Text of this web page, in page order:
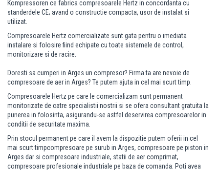
Kompressoren ce fabrica compresoarele Hertz in concordanta cu
standerdele CE; avand o constructie compacta, usor de instalat si
utilizat.
Compresoarele Hertz comercializate sunt gata pentru o imediata
instalare si folosire fiind echipate cu toate sistemele de control,
monitorizare si de racire.
Doresti sa cumperi in Arges un compresor? Firma ta are nevoie de
compresoare de aer in Arges? Te putem ajuta in cel mai scurt timp.
Compresoarele Hertz pe care le comercializam sunt permanent
monitorizate de catre specialistii nostrii si se ofera consultant gratuita la
punerea in folosinta, asigurandu-se astfel deservirea compresoarelor in
conditii de securitate maxima.
Prin stocul permanent pe care il avem la dispozitie putem oferii in cel
mai scurt timpcompresoare pe surub in Arges, compresoare pe piston in
Arges dar si compresoare industriale, statii de aer comprimat,
compresoare profesionale industriale pe baza de comanda. Poti avea